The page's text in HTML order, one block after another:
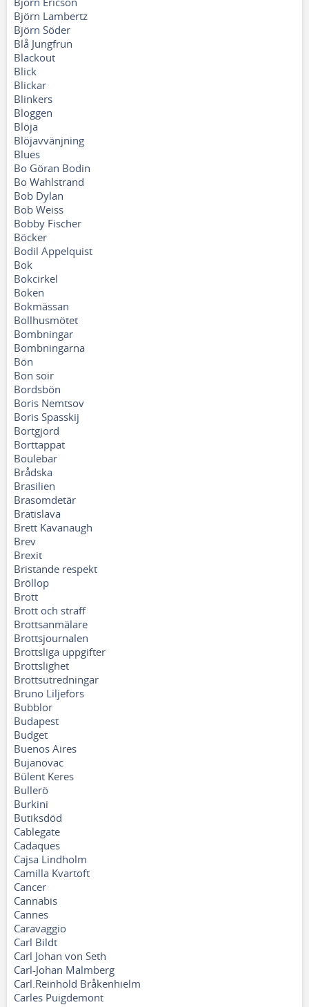
Björn Lambertz
Björn Söder
Blå Jungfrun
Blackout
Blick
Blickar
Blinkers
Bloggen
Blöja
Blöjavvänjning
Blues
Bo Göran Bodin
Bo Wahlstrand
Bob Dylan
Bob Weiss
Bobby Fischer
Böcker
Bodil Appelquist
Bok
Bokcirkel
Boken
Bokmässan
Bollhusmötet
Bombningar
Bombningarna
Bön
Bon soir
Bordsbön
Boris Nemtsov
Boris Spasskij
Bortgjord
Borttappat
Boulebar
Brådska
Brasilien
Brasomdetär
Bratislava
Brett Kavanaugh
Brev
Brexit
Bristande respekt
Bröllop
Brott
Brott och straff
Brottsanmälare
Brottsjournalen
Brottsliga uppgifter
Brottslighet
Brottsutredningar
Bruno Liljefors
Bubblor
Budapest
Budget
Buenos Aires
Bujanovac
Bülent Keres
Bullerö
Burkini
Butiksdöd
Cablegate
Cadaques
Cajsa Lindholm
Camilla Kvartoft
Cancer
Cannabis
Cannes
Caravaggio
Carl Bildt
Carl Johan von Seth
Carl-Johan Malmberg
Carl.Reinhold Bråkenhielm
Carles Puigdemont